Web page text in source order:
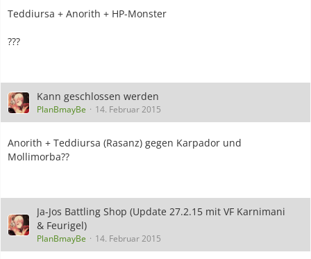
Teddiursa + Anorith + HP-Monster
???
Kann geschlossen werden
PlanBmayBe 14. Februar 2015
Anorith + Teddiursa (Rasanz) gegen Karpador und
Mollimorba??
Ja-Jos Battling Shop (Update 27.2.15 mit VF Karnimani
& Feurigel)
PlanBmayBe 14. Februar 2015